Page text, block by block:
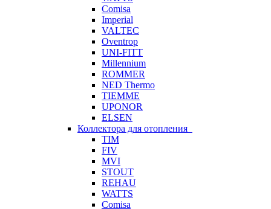
Comisa
Imperial
VALTEC
Oventrop
UNI-FITT
Millennium
ROMMER
NED Thermo
TIEMME
UPONOR
ELSEN
Коллектора для отопления
TIM
FIV
MVI
STOUT
REHAU
WATTS
Comisa